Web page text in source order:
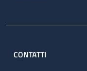
CONTATTI